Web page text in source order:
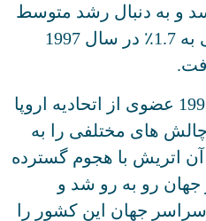
5 درصد برسد و به دنبال رشد متوسط
تولید ناخالص داخلی واقعی به 1.7٪ در سال 1997
در نهایت اتریش در سال 1995 عضوی از اتحادیه اروپا
های مختلفی را به
اتریش با هجوم گسترده
رو به رو شد و
سراسر جهان این کشور را